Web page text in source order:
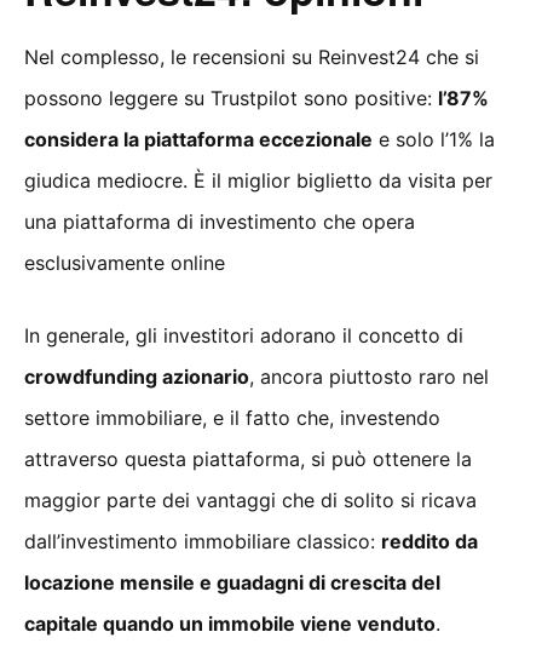
Nel complesso, le recensioni su Reinvest24 che si
possono leggere su Trustpilot sono positive: l’87%
considera la piattaforma eccezionale e solo l’1% la
giudica mediocre. È il miglior biglietto da visita per
una piattaforma di investimento che opera
esclusivamente online
In generale, gli investitori adorano il concetto di
crowdfunding azionario, ancora piuttosto raro nel
settore immobiliare, e il fatto che, investendo
attraverso questa piattaforma, si può ottenere la
maggior parte dei vantaggi che di solito si ricava
dall’investimento immobiliare classico: reddito da
locazione mensile e guadagni di crescita del
capitale quando un immobile viene venduto.